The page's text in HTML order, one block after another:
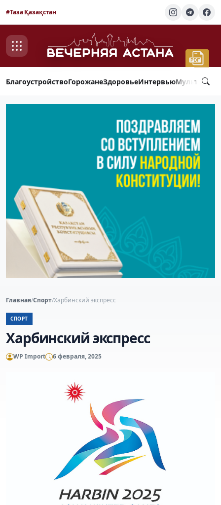
#Таза Қазақстан
БлагоустройствоГорожанеЗдоровьеИнтервью
Главная/Спорт/Харбинский экспресс
СПОРТ
Харбинский экспресс
WP Import 6 февраля, 2025